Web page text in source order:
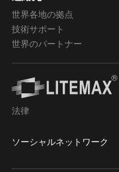
世界各地の拠点
技術サポート
世界のパートナー
法律
ソーシャルネットワーク